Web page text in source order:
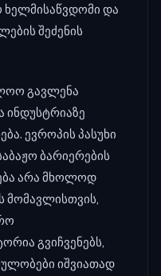
ხელმისაწვდომი და
შეძენის
გავლენა
ევროპის პასუხი
ბარიერების
არა მხოლოდ
მომავლისთვის,
გვიჩვენებს,
იშვიათად